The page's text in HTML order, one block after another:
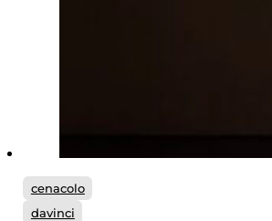
cenacolo
davinci